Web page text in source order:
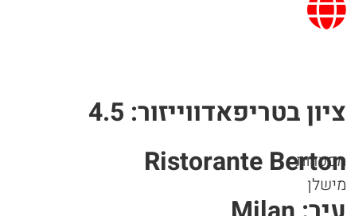
ציון בטריפאדווייזור: 4.5
מסעדות
מישלן
Ristorante Berton